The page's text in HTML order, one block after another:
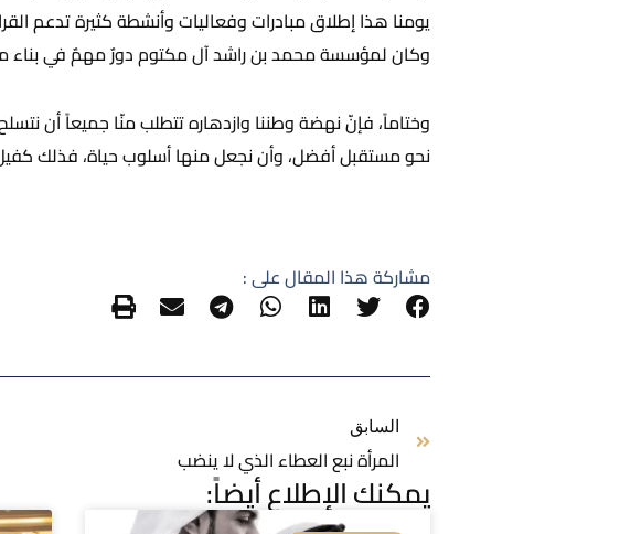
يومنا هذا إطلاق مبادرات وفعاليات وأنشطة كثيرة تدعم
وكان لمؤسسة محمد بن راشد آل مكتوم دورٌ مهمٌ في بناء
وختاماً، فإنّ نهضة وطننا وازدهاره تتطلب منّا جميعاً أن
نحو مستقبل أفضل، وأن نجعل منها أسلوب حياة، فذلك كفيل
مشاركة هذا المقال على :
السابق
المرأة نبع العطاء الذي لا ينضب
يمكنك الإطلاع أيضاً: